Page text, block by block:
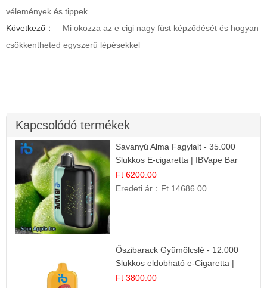
vélemények és tippek
Következő：
Mi okozza az e cigi nagy füst képződését és hogyan
csökkentheted egyszerű lépésekkel
Kapcsolódó termékek
Savanyú Alma Fagylalt - 35.000
Slukkos E-cigaretta | IBVape Bar
Ft 6200.00
Eredeti ár： Ft 14686.00
Őszibarack Gyümölcslé - 12.000
Slukkos eldobható e-Cigaretta |
Friss Gyümölcs Íz
Ft 3800.00